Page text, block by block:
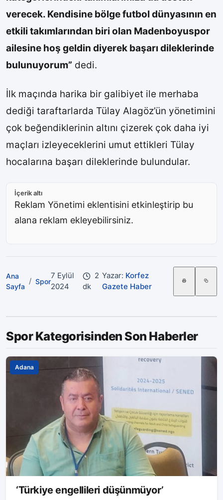
verecek. Kendisine bölge futbol dünyasının en
etkili takımlarından biri olan Madenboyuspor
ailesine hoş geldin diyerek başarı dileklerinde
bulunuyorum” dedi.
İlk maçında harika bir galibiyet ile merhaba
dediği taraftarlarda Tülay Alagöz’ün yönetimini
çok beğendiklerinin altını çizerek çok daha iyi
maçları izleyeceklerini umut ettikleri Tülay
hocalarına başarı dileklerinde bulundular.
İçerik altı
Reklam Yönetimi eklentisini etkinleştirip bu
alana reklam ekleyebilirsiniz.
Ana
Sayfa
/ Spor
7 Eylül
2024
2
dk
Yazar: Korfez
Gazete Haber
Spor Kategorisinden Son Haberler
Adana
‘Türkiye engellileri düşünmüyor’